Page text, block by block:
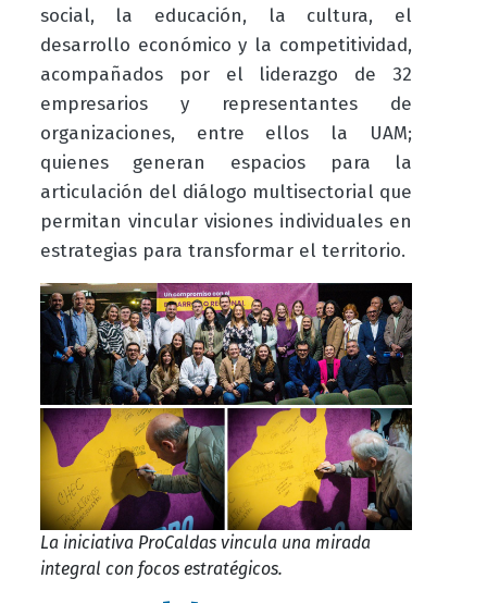
social, la educación, la cultura, el
desarrollo económico y la competitividad,
acompañados por el liderazgo de 32
empresarios y representantes de
organizaciones, entre ellos la UAM;
quienes generan espacios para la
articulación del diálogo multisectorial que
permitan vincular visiones individuales en
estrategias para transformar el territorio.
La iniciativa ProCaldas vincula una mirada
integral con focos estratégicos.